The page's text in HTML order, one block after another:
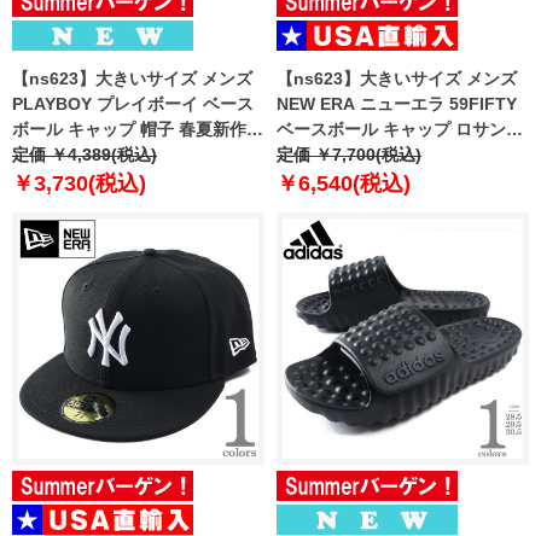
【ns623】大きいサイズ メンズ
PLAYBOY プレイボーイ ベース
ボール キャップ 帽子 春夏新作
6613-700
定価 ￥4,389(税込)
￥3,730(税込)
【ns623】大きいサイズ メンズ
NEW ERA ニューエラ 59FIFTY
ベースボール キャップ ロサンゼ
ルスドジャース DODGERS 帽子
USA直輸入 10047495
定価 ￥7,700(税込)
￥6,540(税込)